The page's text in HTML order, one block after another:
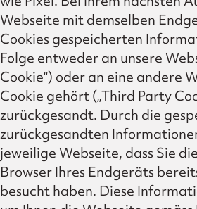
Webseite mit demselben
Cookies gespeicherten
Folge entweder an unsere
Cookie“) oder an eine andere
Cookie gehört („Third Party
zurückgesandt. Durch die
zurückgesandten
jeweilige Webseite, dass Sie
Browser Ihres Endgeräts
besucht haben. Diese